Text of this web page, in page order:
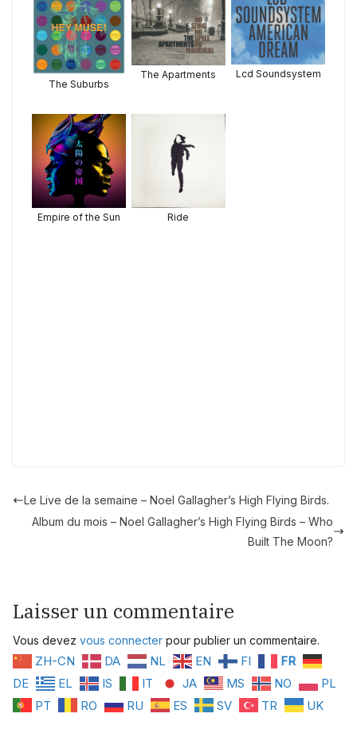
The Suburbs
The Apartments Lcd Soundsystem
Empire of the Sun Ride
Le Live de la semaine – Noel Gallagher’s High Flying Birds.
Album du mois – Noel Gallagher’s High Flying Birds – Who
Built The Moon?
Laisser un commentaire
Vous devez vous connecter pour publier un commentaire.
ZH-CN DA NL EN FI
FR
DE
EL IS IT JA MS NO
PL
PT
RO RU ES SV TR UK